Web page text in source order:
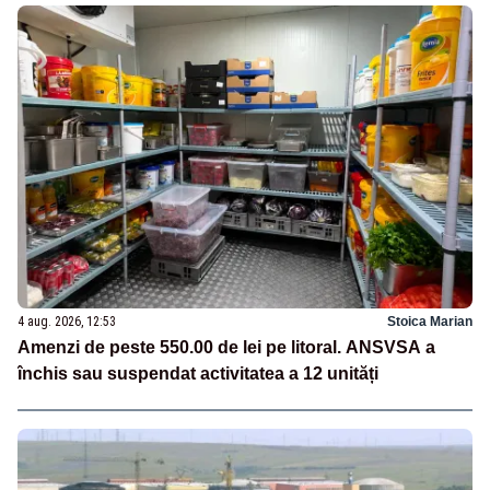
4 aug. 2026, 12:53 Stoica Marian
Amenzi de peste 550.00 de lei pe litoral. ANSVSA a
închis sau suspendat activitatea a 12 unități